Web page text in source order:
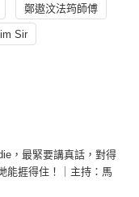
鄭遨汶法筠師傅
Sir
，最緊要講真話，對得
能捱得住！｜主持：馬